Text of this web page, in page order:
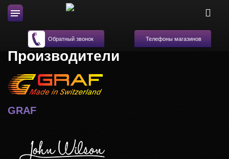
Обратный звонок Телефоны магазинов
Производители
GRAF